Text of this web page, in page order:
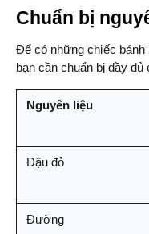
Chuẩn bị
Để có những chiếc bánh
bạn cần chuẩn bị đầy
Nguyên liệu
Đậu đỏ
Đường